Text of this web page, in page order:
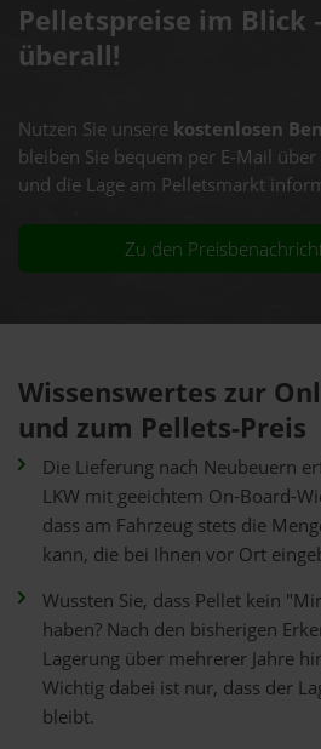
Pelletspreise im Blick
überall!
Nutzen Sie unsere kostenlosen
bleiben Sie bequem per E-Mail
und die Lage am Pelletsmarkt
Zu den
Wissenswertes zur
und zum Pellets-Preis
Die Lieferung nach Neubeuern
LKW mit geeichtem On-Board-
dass am Fahrzeug stets die
kann, die bei Ihnen vor Ort
Wussten Sie, dass Pellet kein
haben? Nach den bisherigen
Lagerung über mehrerer Jahre
Wichtig dabei ist nur, dass der
bleibt.